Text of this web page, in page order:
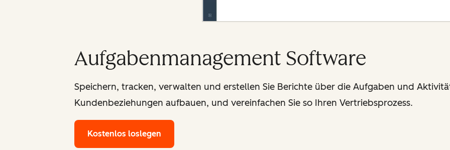
Aufgabenmanagement Software
Speichern, tracken, verwalten und erstellen Sie Berichte über die Aufgaben und
Kundenbeziehungen aufbauen, und vereinfachen Sie so Ihren Vertriebsprozess.
Kostenlos loslegen